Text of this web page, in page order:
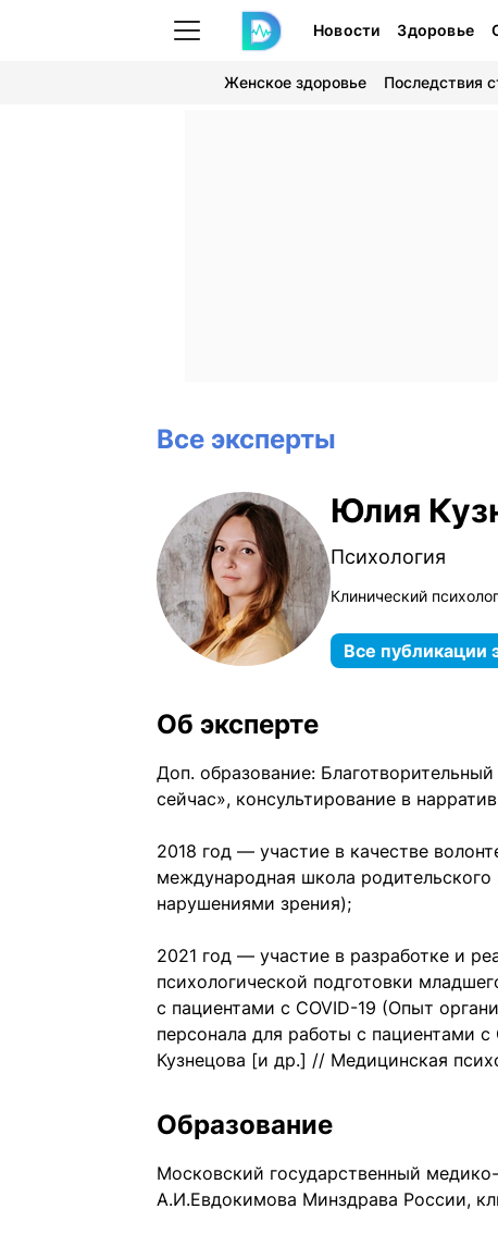
Новости Здоровье
Женское здоровье Последствия
Все эксперты
Юлия
Психология
Клинический психолог
Все публикации
Об эксперте
Доп. образование:
сейчас», консультирование в
2018 год — участие в качестве
международная школа
нарушениями зрения);
2021 год — участие в разработке и
психологической подготовки
с пациентами с COVID-19 (Опыт
персонала для работы с пациентами
Кузнецова [и др.] // Медицинская
Образование
Московский государственный
А.И.Евдокимова Минздрава России,